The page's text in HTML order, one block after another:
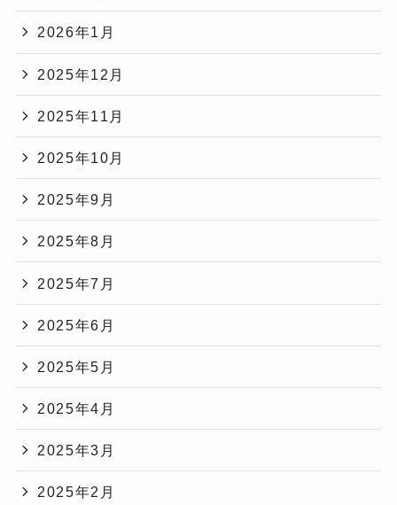
2026年1月
2025年12月
2025年11月
2025年10月
2025年9月
2025年8月
2025年7月
2025年6月
2025年5月
2025年4月
2025年3月
2025年2月